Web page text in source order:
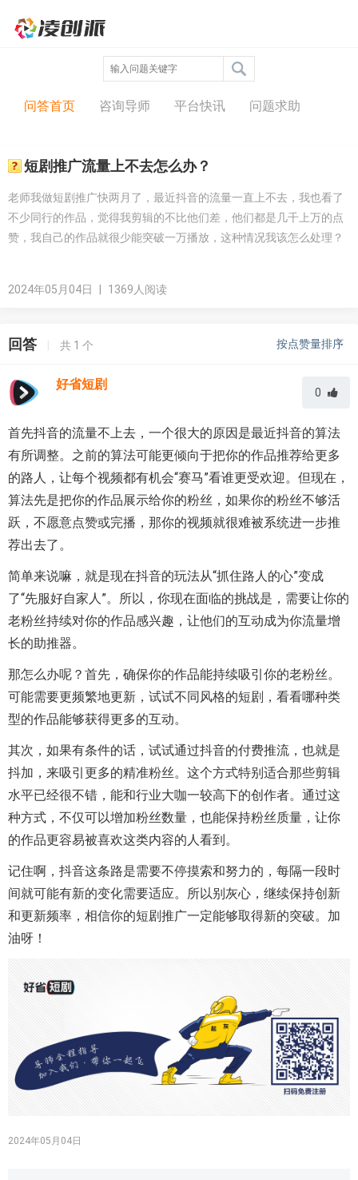
问答中心
问答首页 咨询导师 平台快讯 问题求助
短剧推广流量上不去怎么办？
老师我做短剧推广快两月了，最近抖音的流量一直上不去，我也看了
不少同行的作品，觉得我剪辑的不比他们差，他们都是几千上万的点
赞，我自己的作品就很少能突破一万播放，这种情况我该怎么处理？
2024年05月04日 1369人阅读
回答 | 共 1 个 按点赞量排序
好省短剧
0
首先抖音的流量不上去，一个很大的原因是最近抖音的算法
有所调整。之前的算法可能更倾向于把你的作品推荐给更多
的路人，让每个视频都有机会“赛马”看谁更受欢迎。但现在，
算法先是把你的作品展示给你的粉丝，如果你的粉丝不够活
跃，不愿意点赞或完播，那你的视频就很难被系统进一步推
荐出去了。
简单来说嘛，就是现在抖音的玩法从“抓住路人的心”变成
了“先服好自家人”。所以，你现在面临的挑战是，需要让你的
老粉丝持续对你的作品感兴趣，让他们的互动成为你流量增
长的助推器。
那怎么办呢？首先，确保你的作品能持续吸引你的老粉丝。
可能需要更频繁地更新，试试不同风格的短剧，看看哪种类
型的作品能够获得更多的互动。
其次，如果有条件的话，试试通过抖音的付费推流，也就是
抖加，来吸引更多的精准粉丝。这个方式特别适合那些剪辑
水平已经很不错，能和行业大咖一较高下的创作者。通过这
种方式，不仅可以增加粉丝数量，也能保持粉丝质量，让你
的作品更容易被喜欢这类内容的人看到。
记住啊，抖音这条路是需要不停摸索和努力的，每隔一段时
间就可能有新的变化需要适应。所以别灰心，继续保持创新
和更新频率，相信你的短剧推广一定能够取得新的突破。加
油呀！
2024年05月04日